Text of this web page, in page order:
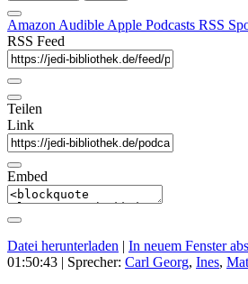
Amazon Audible Apple Podcasts RSS
RSS Feed
Teilen
Link
Embed
Datei herunterladen | In neuem Fenster
01:50:43 | Sprecher: Carl Georg, Ines,